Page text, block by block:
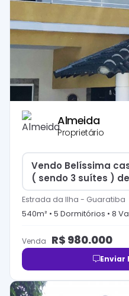
Almeida
Proprietário
Vendo Belíssima
( sendo 3 suítes ) de
Estrada da Ilha - Guaratiba
540m² • 5 Dormitórios • 8
Venda R$ 980.000
Enviar